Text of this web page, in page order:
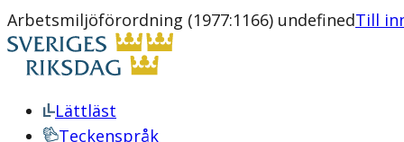
Arbetsmiljöförordning (1977:1166) undefinedTill
Lättläst
Teckenspråk